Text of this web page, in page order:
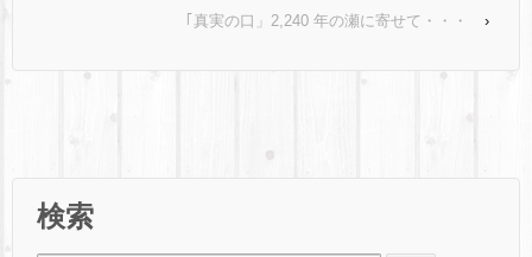
｢真実の口」2,240 年の瀬に寄せて・・・
›
検索